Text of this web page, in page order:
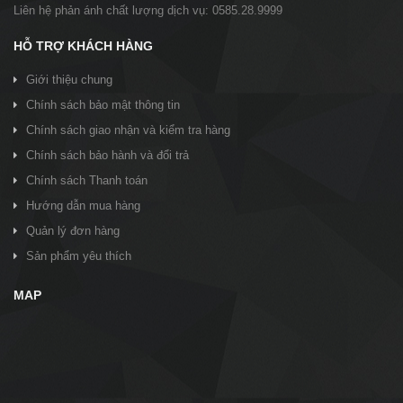
Liên hệ phản ánh chất lượng dịch vụ: 0585.28.9999
HỖ TRỢ KHÁCH HÀNG
Giới thiệu chung
Chính sách bảo mật thông tin
Chính sách giao nhận và kiểm tra hàng
Chính sách bảo hành và đổi trả
Chính sách Thanh toán
Hướng dẫn mua hàng
Quản lý đơn hàng
Sản phẩm yêu thích
MAP